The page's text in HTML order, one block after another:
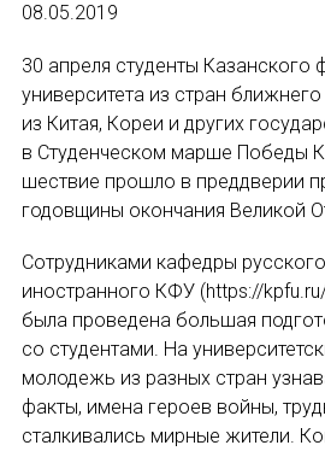
Устав МАПРЯЛ
Вступить в МАПРЯЛ
История МАПРЯЛ
Медаль А. С. Пушкина
Оплата членских
МЕРОПРИЯТИЯ
Мероприятия МАПРЯЛ
08.05.2019
30 апреля студенты Казанского
университета из стран
из Китая, Кореи и других
в Студенческом марше Победы
шествие прошло в преддверии
годовщины окончания Великой
Сотрудниками кафедры
иностранного КФУ (https://
была проведена большая
со студентами. На
молодежь из разных стран
факты, имена героев войны,
сталкивались мирные жители.